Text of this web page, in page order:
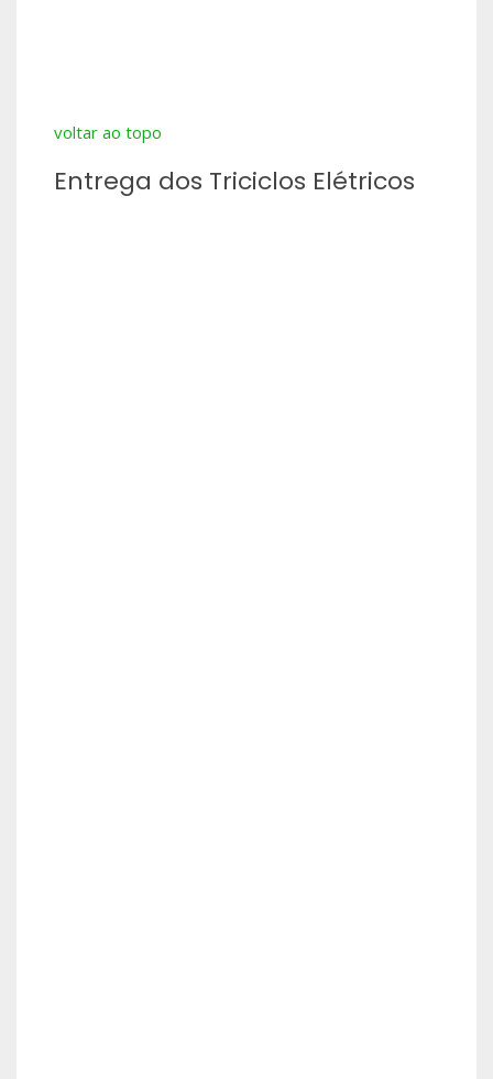
voltar ao topo
Entrega dos Triciclos Elétricos